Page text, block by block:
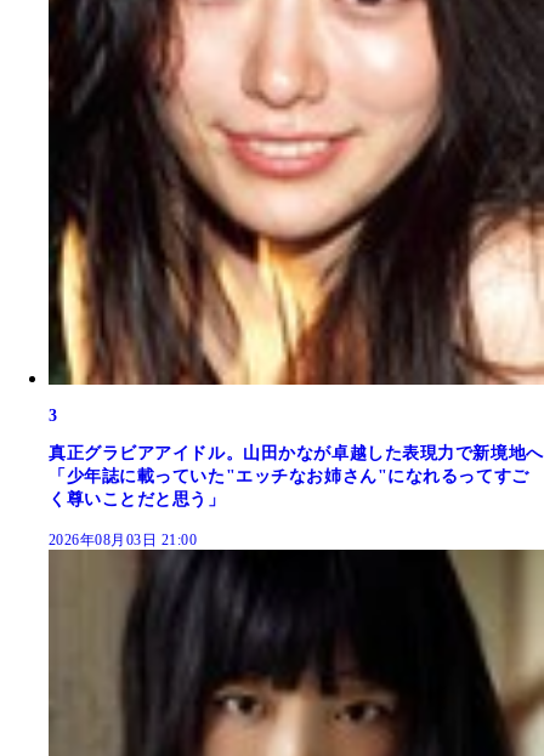
3
真正グラビアアイドル。山田かなが卓越した表現力で新境地へ
「少年誌に載っていた"エッチなお姉さん"になれるってすご
く尊いことだと思う」
2026年08月03日 21:00